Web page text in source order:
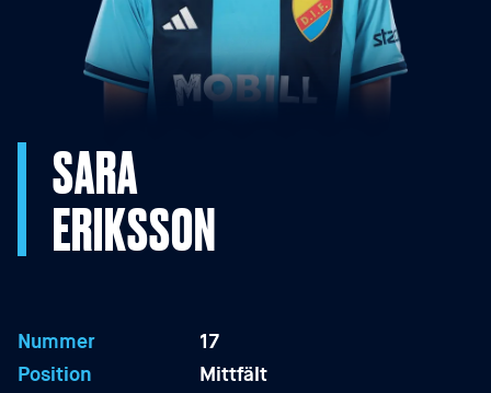
SARA
ERIKSSON
Nummer
17
Position
Mittfält